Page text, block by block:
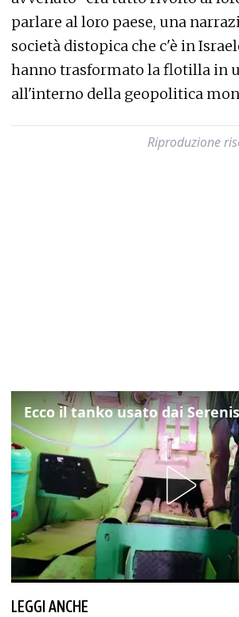
parlare al loro paese, una
società distopica che c'è in
hanno trasformato la flotilla in
all'interno della geopolitica
Riproduzione
LEGGI ANCHE